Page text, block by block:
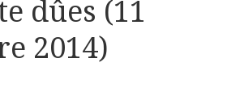
dûes (11
2014)